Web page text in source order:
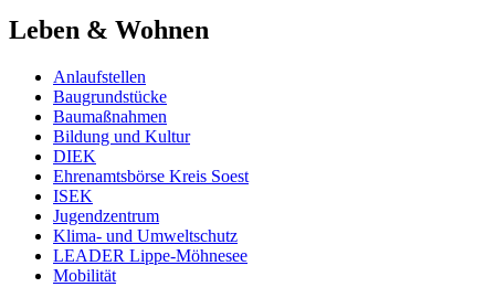
Leben & Wohnen
Anlaufstellen
Baugrundstücke
Baumaßnahmen
Bildung und Kultur
DIEK
Ehrenamtsbörse Kreis Soest
ISEK
Jugendzentrum
Klima- und Umweltschutz
LEADER Lippe-Möhnesee
Mobilität